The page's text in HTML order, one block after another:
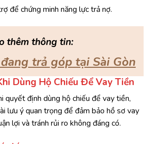
để chứng minh năng lực trả nợ.
thêm thông tin:
trả góp tại Sài Gòn
Dùng Hộ Chiếu Để Vay Tiền
quyết định dùng hộ chiếu để vay tiền,
lưu ý quan trọng để đảm bảo hồ sơ vay
lợi và tránh rủi ro không đáng có.